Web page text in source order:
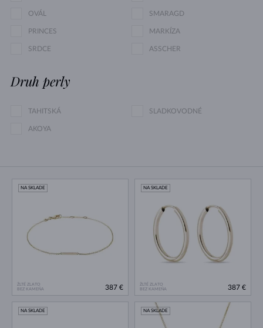
OVÁL SMARAGD
PRINCES MARKÍZA
SRDCE ASSCHER
Druh perly
TAHITSKÁ SLADKOVODNÉ
AKOYA
ŽLTÉ ZLATO
BEZ KAMEŇA
NA SKLADE
387 €
ŽLTÉ ZLATO
BEZ KAMEŇA
NA SKLADE
387 €
NA SKLADE NA SKLADE